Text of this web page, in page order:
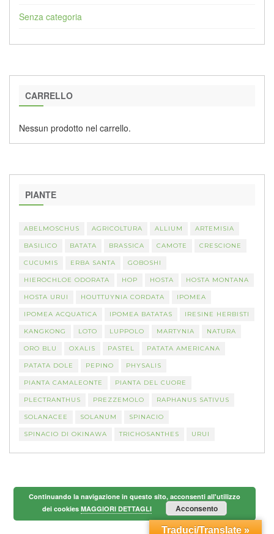
Senza categoria
CARRELLO
Nessun prodotto nel carrello.
PIANTE
ABELMOSCHUS AGRICOLTURA ALLIUM ARTEMISIA
BASILICO BATATA BRASSICA CAMOTE CRESCIONE
CUCUMIS ERBA SANTA GOBOSHI
HIEROCHLOE ODORATA HOP HOSTA HOSTA MONTANA
HOSTA URUI HOUTTUYNIA CORDATA IPOMEA
IPOMEA ACQUATICA IPOMEA BATATAS IRESINE HERBISTI
KANGKONG LOTO LUPPOLO MARTYNIA NATURA
ORO BLU OXALIS PASTEL PATATA AMERICANA
PATATA DOLE PEPINO PHYSALIS
PIANTA CAMALEONTE PIANTA DEL CUORE
PLECTRANTHUS PREZZEMOLO RAPHANUS SATIVUS
SOLANACEE SOLANUM SPINACIO
SPINACIO DI OKINAWA TRICHOSANTHES URUI
Traduci/Translate »
Continuando la navigazione in questo sito, acconsenti all'utilizzo
dei cookiesMAGGIORI DETTAGLI Acconsento